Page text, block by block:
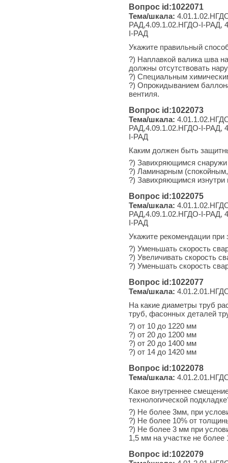
Вопрос id:1022071
Тема/шкала:
РАД,4.09.1.02.НГДО-I-РАД,
I-РАД
Укажите правильный
?) Наплавкой валика шва
должны отсутствовать
?) Специальным
?) Опрокидыванием
вентиля.
Вопрос id:1022073
Тема/шкала:
РАД,4.09.1.02.НГДО-I-РАД,
I-РАД
Каким должен быть
?) Завихряющимся снаружи
?) Ламинарным (спокойным,
?) Завихряющимся изнутри
Вопрос id:1022075
Тема/шкала:
РАД,4.09.1.02.НГДО-I-РАД,
I-РАД
Укажите рекомендации при
?) Уменьшать скорость
?) Увеличивать скорость
?) Уменьшать скорость
Вопрос id:1022077
Тема/шкала:
На какие диаметры труб
труб, фасонных деталей
?) от 10 до 1220 мм
?) от 20 до 1200 мм
?) от 20 до 1400 мм
?) от 14 до 1420 мм
Вопрос id:1022078
Тема/шкала:
Какое внутреннее
технологической
?) Не более 3мм, при
?) Не более 10% от
?) Не более 3 мм при
1,5 мм на участке не более
Вопрос id:1022079